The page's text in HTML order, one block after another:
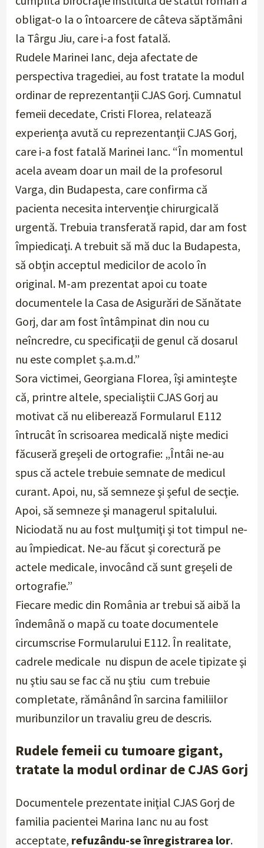
obligat-o la o întoarcere de câteva săptămâni
la Târgu Jiu, care i-a fost fatală.
Rudele Marinei Ianc, deja afectate de
perspectiva tragediei, au fost tratate la modul
ordinar de reprezentanţii CJAS Gorj. Cumnatul
femeii decedate, Cristi Florea, relatează
experienţa avută cu reprezentanţii CJAS Gorj,
care i-a fost fatală Marinei Ianc. “În momentul
acela aveam doar un mail de la profesorul
Varga, din Budapesta, care confirma că
pacienta necesita intervenţie chirurgicală
urgentă. Trebuia transferată rapid, dar am fost
împiedicaţi. A trebuit să mă duc la Budapesta,
să obţin acceptul medicilor de acolo în
original. M-am prezentat apoi cu toate
documentele la Casa de Asigurări de Sănătate
Gorj, dar am fost întâmpinat din nou cu
neîncredre, cu specificaţii de genul că dosarul
nu este complet ş.a.m.d.”
Sora victimei, Georgiana Florea, îşi aminteşte
că, printre altele, specialiştii CJAS Gorj au
motivat că nu eliberează Formularul E112
întrucât în scrisoarea medicală nişte medici
făcuseră greşeli de ortografie: „Întâi ne-au
spus că actele trebuie semnate de medicul
curant. Apoi, nu, să semneze şi şeful de secţie.
Apoi, să semneze şi managerul spitalului.
Niciodată nu au fost mulţumiţi şi tot timpul ne-
au împiedicat. Ne-au făcut şi corectură pe
actele medicale, invocând că sunt greşeli de
ortografie.”
Fiecare medic din România ar trebui să aibă la
îndemână o mapă cu toate documentele
circumscrise Formularului E112. În realitate,
cadrele medicale nu dispun de acele tipizate şi
nu ştiu sau se fac că nu ştiu cum trebuie
completate, rămânând în sarcina familiilor
muribunzilor un travaliu greu de descris.
Rudele femeii cu tumoare gigant,
tratate la modul ordinar de CJAS Gorj
Documentele prezentate iniţial CJAS Gorj de
familia pacientei Marina Ianc nu au fost
acceptate, refuzându-se înregistrarea lor.